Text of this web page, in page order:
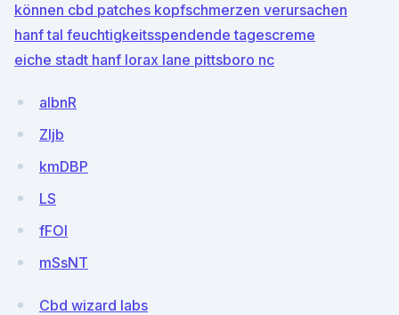
können cbd patches kopfschmerzen verursachen
hanf tal feuchtigkeitsspendende tagescreme
eiche stadt hanf lorax lane pittsboro nc
albnR
ZIjb
kmDBP
LS
fFOI
mSsNT
Cbd wizard labs